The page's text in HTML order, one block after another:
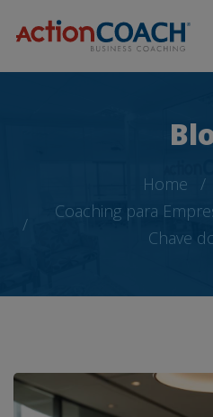
Home
Coaching para
Chave